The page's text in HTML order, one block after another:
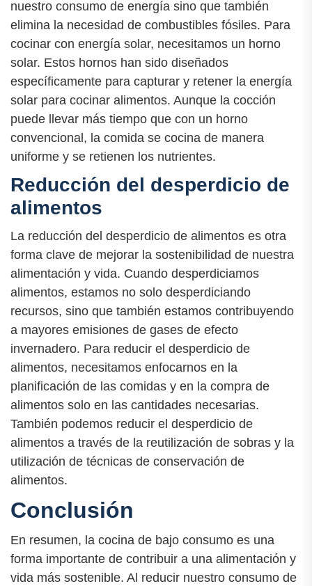
nuestro consumo de energía sino que también
elimina la necesidad de combustibles fósiles. Para
cocinar con energía solar, necesitamos un horno
solar. Estos hornos han sido diseñados
específicamente para capturar y retener la energía
solar para cocinar alimentos. Aunque la cocción
puede llevar más tiempo que con un horno
convencional, la comida se cocina de manera
uniforme y se retienen los nutrientes.
Reducción del desperdicio de
alimentos
La reducción del desperdicio de alimentos es otra
forma clave de mejorar la sostenibilidad de nuestra
alimentación y vida. Cuando desperdiciamos
alimentos, estamos no solo desperdiciando
recursos, sino que también estamos contribuyendo
a mayores emisiones de gases de efecto
invernadero. Para reducir el desperdicio de
alimentos, necesitamos enfocarnos en la
planificación de las comidas y en la compra de
alimentos solo en las cantidades necesarias.
También podemos reducir el desperdicio de
alimentos a través de la reutilización de sobras y la
utilización de técnicas de conservación de
alimentos.
Conclusión
En resumen, la cocina de bajo consumo es una
forma importante de contribuir a una alimentación y
vida más sostenible. Al reducir nuestro consumo de